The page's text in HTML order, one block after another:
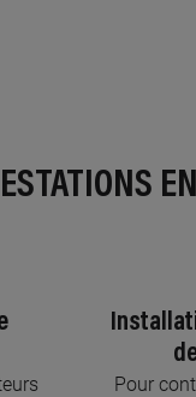
Pour